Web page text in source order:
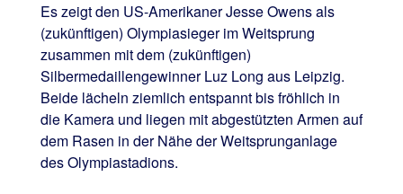
Es zeigt den US-Amerikaner Jesse Owens als
(zukünftigen) Olympiasieger im Weitsprung
zusammen mit dem (zukünftigen)
Silbermedaillengewinner Luz Long aus Leipzig.
Beide lächeln ziemlich entspannt bis fröhlich in
die Kamera und liegen mit abgestützten Armen auf
dem Rasen in der Nähe der Weitsprunganlage
des Olympiastadions.